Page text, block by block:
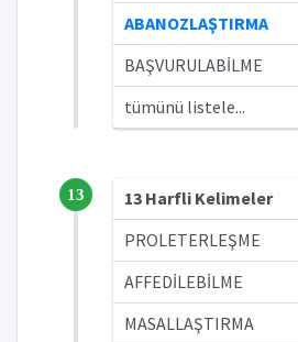
ABANOZLAŞTIRMA
BAŞVURULABİLME
tümünü listele...
13
13 Harfli Kelimeler
PROLETERLEŞME
AFFEDİLEBİLME
MASALLAŞTIRMA